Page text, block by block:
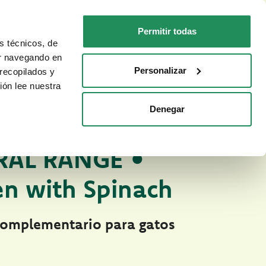
técnicos, de
en
y
lee nuestra
Permitir todas
Personalizar
Denegar
Contactos ES
TU GATO DÓNDE COMPRAR
RANGE •
with Spinach
para gatos